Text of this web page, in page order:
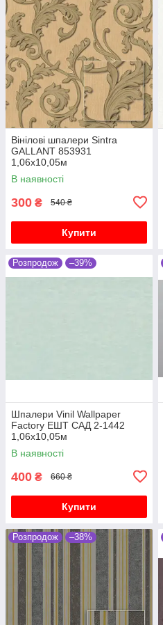
Вінілові шпалери Sintra
GALLANT 853931
1,06х10,05м
В наявності
300 ₴ 540 ₴
Купити
Розпродож –39%
Шпалери Vinil Wallpaper
Factory ЕШТ САД 2-1442
1,06х10,05м
В наявності
400 ₴ 660 ₴
Купити
Розпродож –38%